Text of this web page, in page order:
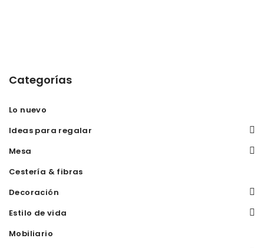
Categorías
Lo nuevo
Ideas para regalar
Mesa
Cestería & fibras
Decoración
Estilo de vida
Mobiliario